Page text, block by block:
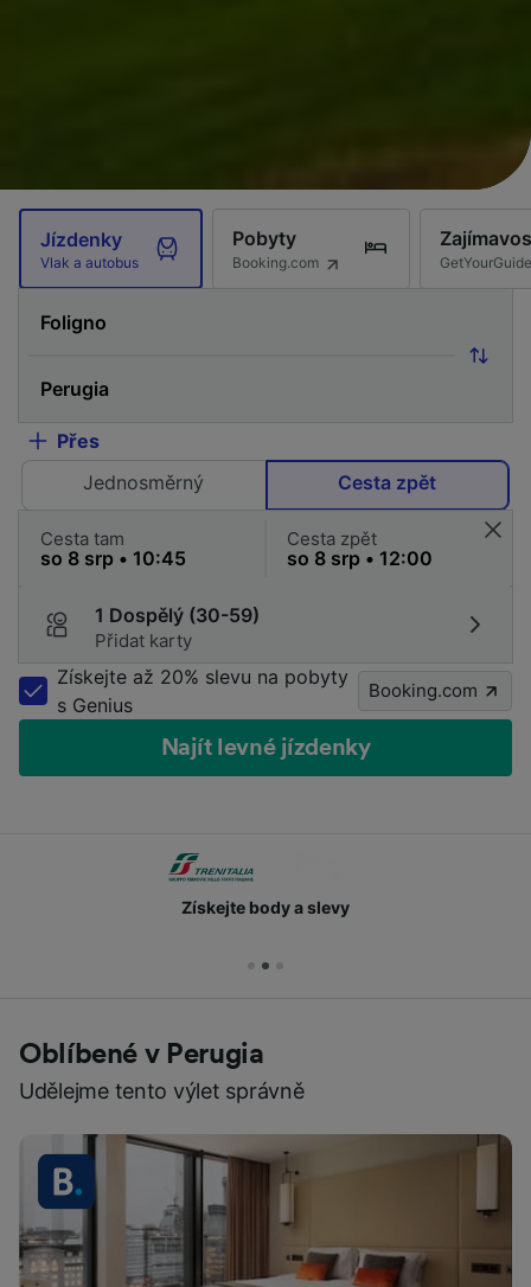
Jízdenky
Vlak a autobus
Pobyty
Booking.com GetYourGuide
Přes
Jednosměrný
Cesta zpět
Cesta tam Cesta zpět
1 Dospělý (30-59)
Přidat karty
Získejte až 20% slevu na pobyty
s Genius
Booking.com
Najít levné jízdenky
Získejte body a slevy
Oblíbené v Perugia
Udělejme tento výlet správně